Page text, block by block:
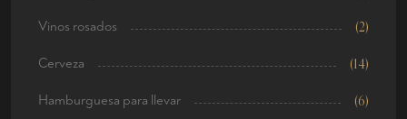
Vinos rosados (2)
Cerveza (14)
Hamburguesa para llevar (6)